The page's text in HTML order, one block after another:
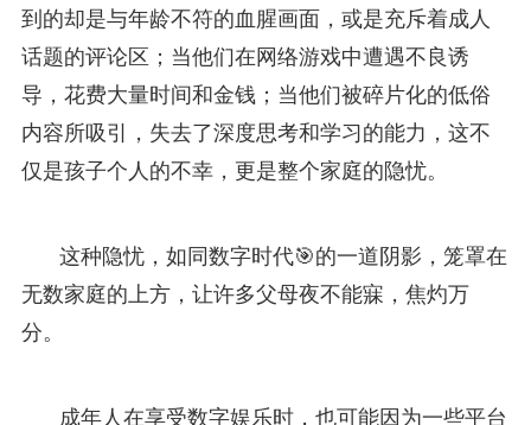
到的却是与年龄不符的血腥画面，或是充斥着成人
话题的评论区；当他们在网络游戏中遭遇不良诱
导，花费大量时间和金钱；当他们被碎片化的低俗
内容所吸引，失去了深度思考和学习的能力，这不
仅是孩子个人的不幸，更是整个家庭的隐忧。
这种隐忧，如同数字时代🎯的一道阴影，笼罩在
无数家庭的上方，让许多父母夜不能寐，焦灼万
分。
成年人在享受数字娱乐时，也可能因为一些平台